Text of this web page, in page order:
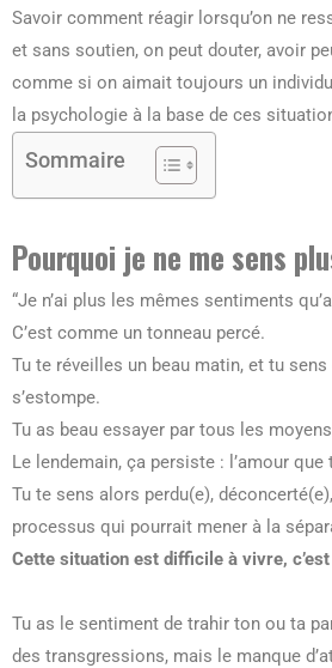
Savoir comment réagir lorsqu’on ne
et sans soutien, on peut douter, avoir
comme si on aimait toujours un
la psychologie à la base de ces
Sommaire
Pourquoi je ne me sens
“Je n’ai plus les mêmes sentiments
C’est comme un tonneau percé.
Tu te réveilles un beau matin, et tu
s’estompe.
Tu as beau essayer par tous les
Le lendemain, ça persiste : l’amour
Tu te sens alors perdu(e),
processus qui pourrait mener à la
Cette situation est difficile à vivre,
Tu as le sentiment de trahir ton ou ta
des transgressions, mais le manque